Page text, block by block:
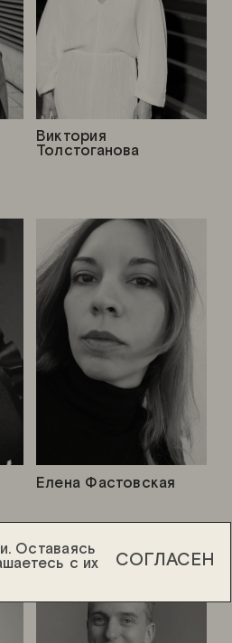
Виктория
Толстоганова
Елена Фастовская
Оставаясь
с их СОГЛАСЕН